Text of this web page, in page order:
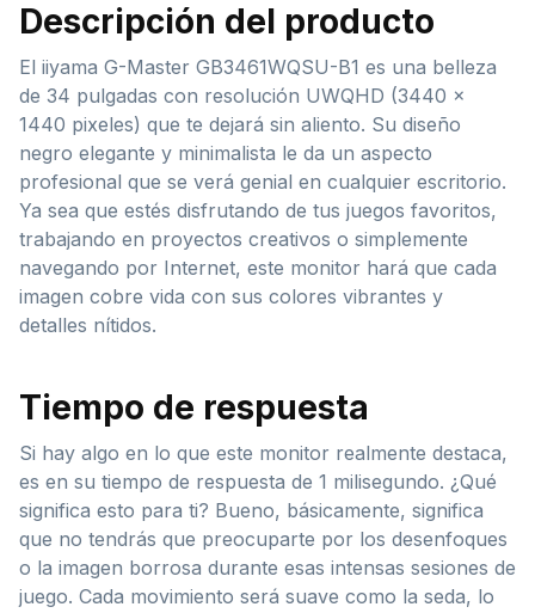
Descripción del producto
El iiyama G-Master GB3461WQSU-B1 es una belleza
de 34 pulgadas con resolución UWQHD (3440 x
1440 pixeles) que te dejará sin aliento. Su diseño
negro elegante y minimalista le da un aspecto
profesional que se verá genial en cualquier escritorio.
Ya sea que estés disfrutando de tus juegos favoritos,
trabajando en proyectos creativos o simplemente
navegando por Internet, este monitor hará que cada
imagen cobre vida con sus colores vibrantes y
detalles nítidos.
Tiempo de respuesta
Si hay algo en lo que este monitor realmente destaca,
es en su tiempo de respuesta de 1 milisegundo. ¿Qué
significa esto para ti? Bueno, básicamente, significa
que no tendrás que preocuparte por los desenfoques
o la imagen borrosa durante esas intensas sesiones de
juego. Cada movimiento será suave como la seda, lo